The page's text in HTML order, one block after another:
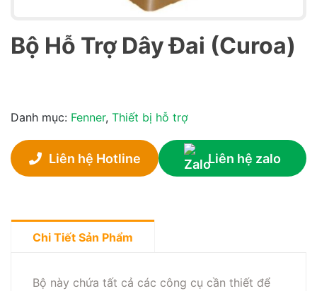
Bộ Hỗ Trợ Dây Đai (curoa)
Danh mục: Fenner, Thiết bị hỗ trợ
Liên hệ Hotline Liên hệ zalo
Chi Tiết Sản Phẩm
Bộ này chứa tất cả các công cụ cần thiết để